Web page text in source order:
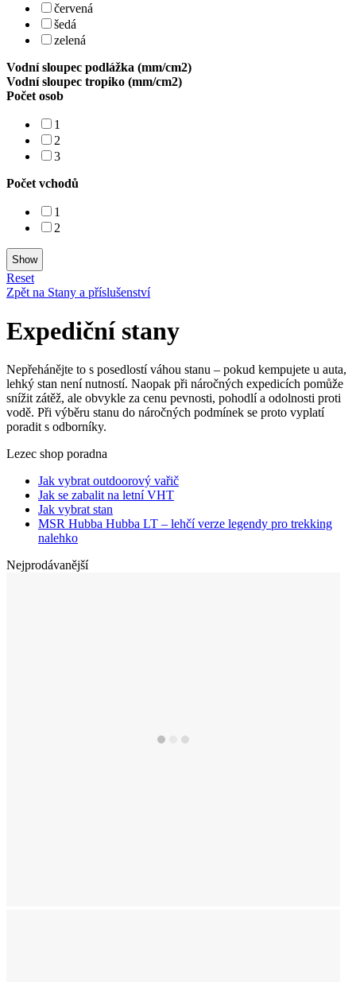
červená
šedá
zelená
Vodní sloupec podlážka (mm/cm2)
Vodní sloupec tropiko (mm/cm2)
Počet osob
1
2
3
Počet vchodů
1
2
Reset
Zpět na Stany a příslušenství
Expediční stany
Nepřehánějte to s posedlostí váhou stanu – pokud kempujete u auta,
lehký stan není nutností. Naopak při náročných expedicích pomůže
snížit zátěž, ale obvykle za cenu pevnosti, pohodlí a odolnosti proti
vodě. Při výběru stanu do náročných podmínek se proto vyplatí
poradit s odborníky.
Lezec shop poradna
Jak vybrat outdoorový vařič
Jak se zabalit na letní VHT
Jak vybrat stan
MSR Hubba Hubba LT – lehčí verze legendy pro trekking
nalehko
Nejprodávanější